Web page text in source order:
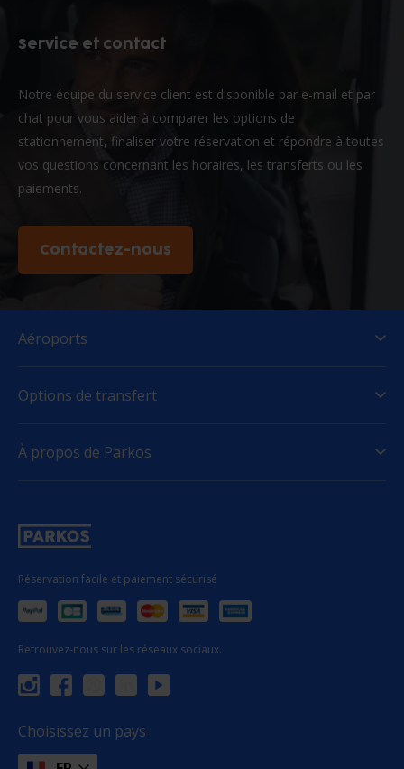
Service et contact
Notre équipe du service client est disponible par e-mail et par
chat pour vous aider à comparer les options de
stationnement, finaliser votre réservation et répondre à toutes
vos questions concernant les horaires, les transferts ou les
paiements.
Contactez-nous
Réservation facile et paiement sécurisé
Retrouvez-nous sur les réseaux sociaux.
Choisissez un pays :
Aéroports
Options de transfert
À propos de Parkos